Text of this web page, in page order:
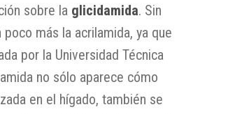
sobre la glicidamida. Sin
más la acrilamida, ya que
por la Universidad Técnica
no sólo aparece cómo
en el hígado, también se